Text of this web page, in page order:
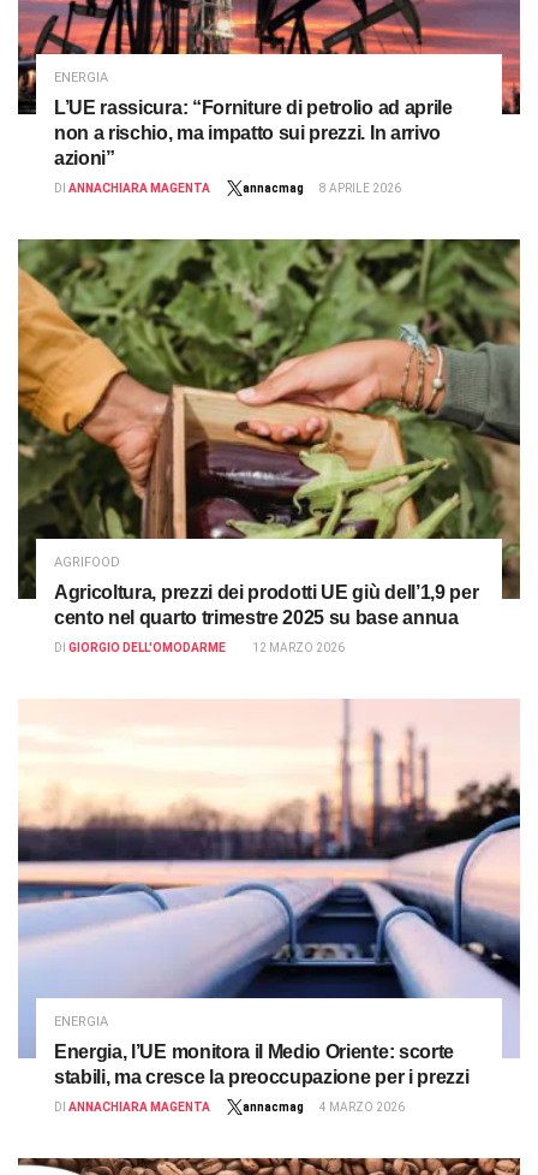
ENERGIA
L’UE rassicura: “Forniture di petrolio ad aprile
non a rischio, ma impatto sui prezzi. In arrivo
azioni”
DI ANNACHIARA MAGENTA annacmag 8 APRILE 2026
AGRIFOOD
Agricoltura, prezzi dei prodotti UE giù dell’1,9 per
cento nel quarto trimestre 2025 su base annua
DI GIORGIO DELL'OMODARME 12 MARZO 2026
ENERGIA
Energia, l’UE monitora il Medio Oriente: scorte
stabili, ma cresce la preoccupazione per i prezzi
DI ANNACHIARA MAGENTA annacmag 4 MARZO 2026